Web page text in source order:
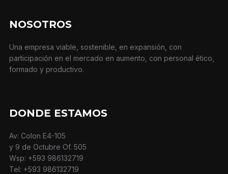
NOSOTROS
Una empresa viable, sostenible, en expansión, con
participación en el mercado en aumento, con personal ético,
formado y productivo.
DONDE ESTAMOS
Av: Colon E4-105
y 9 de Octubre Of. 505
Wsp: +593 986132719
Tel: +593 986132719